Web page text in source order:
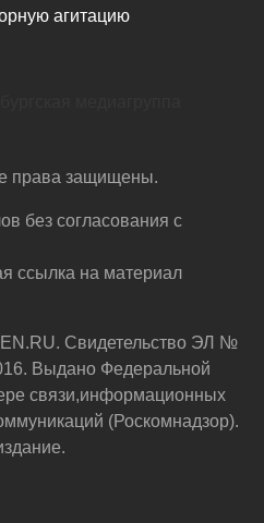
агитацию
права защищены.
без согласования с
ссылка на материал
Свидетельство ЭЛ №
Выдано Федеральной
связи,информационных
(Роскомнадзор).